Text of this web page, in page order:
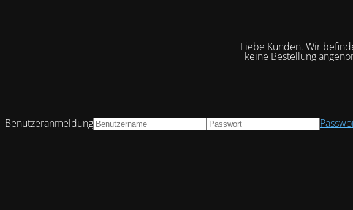
Liebe Kunden. Wir
keine Bestellung
Benutzeranmeldung